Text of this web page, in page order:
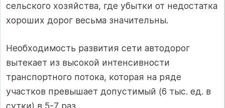
сельского хозяйства, где убытки от недостатка
хороших дорог весьма значительны.
Необходимость развития сети автодорог
вытекает из высокой интенсивности
транспортного потока, которая на ряде
участков превышает допустимый (6 тыс. ед. в
сутки) в 5-7 раз.